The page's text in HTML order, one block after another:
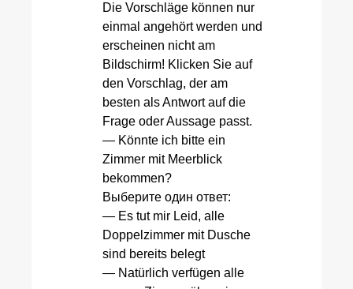
Die Vorschläge können nur
einmal angehört werden und
erscheinen nicht am
Bildschirm! Klicken Sie auf
den Vorschlag, der am
besten als Antwort auf die
Frage oder Aussage passt.
— Könnte ich bitte ein
Zimmer mit Meerblick
bekommen?
Выберите один ответ:
— Es tut mir Leid, alle
Doppelzimmer mit Dusche
sind bereits belegt
— Natürlich verfügen alle